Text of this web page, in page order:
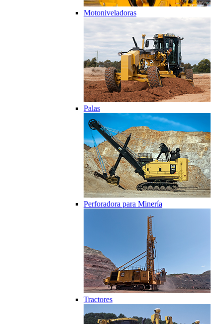
Motoniveladoras
Palas
Perforadora para Minería
Tractores